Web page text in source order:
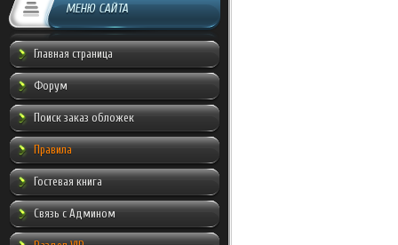
МЕНЮ САЙТА
Главная страница
Форум
Поиск заказ обложек
Правила
Гостевая книга
Связь с Админом